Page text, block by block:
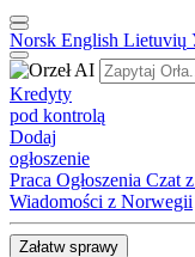
Norsk English Lietuvių
Kredyty
pod kontrolą
Dodaj
ogłoszenie
Praca Ogłoszenia Czat
Wiadomości z Norwegii
Załatw sprawy